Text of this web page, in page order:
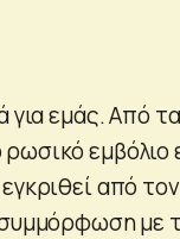
για εμάς. Από
εμβόλιο
από τον
με